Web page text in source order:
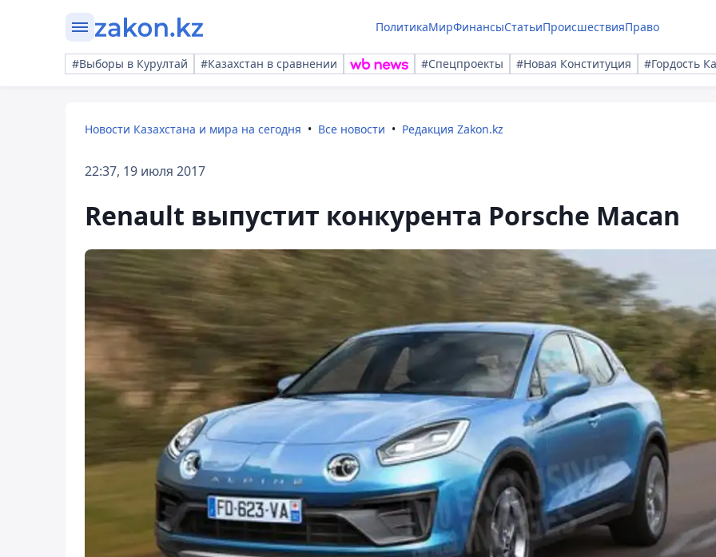
ПолитикаМирФинансыСтатьиПроисшествияПраво
#Выборы в Курултай #Казахстан в сравнении #Спецпроекты #Новая Конституция #Гордость
Новости Казахстана и мира на сегодня Все новости Редакция Zakon.kz
22:37, 19 июля 2017
Renault выпустит конкурента Porsche Macan